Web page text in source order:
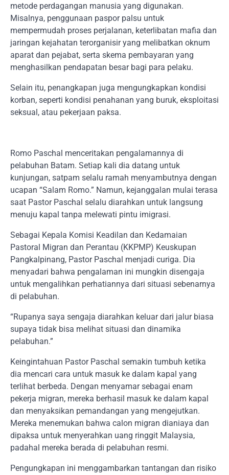
metode perdagangan manusia yang digunakan.
Misalnya, penggunaan paspor palsu untuk
mempermudah proses perjalanan, keterlibatan mafia dan
jaringan kejahatan terorganisir yang melibatkan oknum
aparat dan pejabat, serta skema pembayaran yang
menghasilkan pendapatan besar bagi para pelaku.
Selain itu, penangkapan juga mengungkapkan kondisi
korban, seperti kondisi penahanan yang buruk, eksploitasi
seksual, atau pekerjaan paksa.
Romo Paschal menceritakan pengalamannya di
pelabuhan Batam. Setiap kali dia datang untuk
kunjungan, satpam selalu ramah menyambutnya dengan
ucapan “Salam Romo.” Namun, kejanggalan mulai terasa
saat Pastor Paschal selalu diarahkan untuk langsung
menuju kapal tanpa melewati pintu imigrasi.
Sebagai Kepala Komisi Keadilan dan Kedamaian
Pastoral Migran dan Perantau (KKPMP) Keuskupan
Pangkalpinang, Pastor Paschal menjadi curiga. Dia
menyadari bahwa pengalaman ini mungkin disengaja
untuk mengalihkan perhatiannya dari situasi sebenarnya
di pelabuhan.
“Rupanya saya sengaja diarahkan keluar dari jalur biasa
supaya tidak bisa melihat situasi dan dinamika
pelabuhan.”
Keingintahuan Pastor Paschal semakin tumbuh ketika
dia mencari cara untuk masuk ke dalam kapal yang
terlihat berbeda. Dengan menyamar sebagai enam
pekerja migran, mereka berhasil masuk ke dalam kapal
dan menyaksikan pemandangan yang mengejutkan.
Mereka menemukan bahwa calon migran dianiaya dan
dipaksa untuk menyerahkan uang ringgit Malaysia,
padahal mereka berada di pelabuhan resmi.
Pengungkapan ini menggambarkan tantangan dan risiko